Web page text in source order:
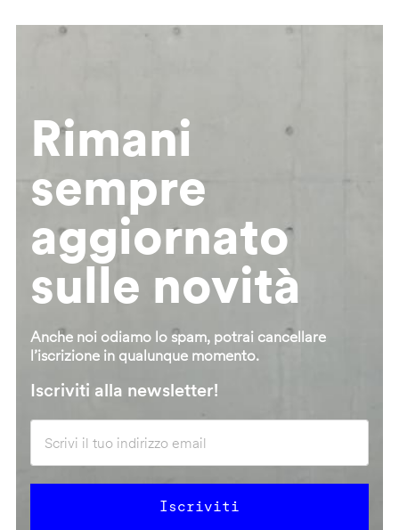
Rimani
sempre
aggiornato
sulle novità
Anche noi odiamo lo spam, potrai cancellare
l’iscrizione in qualunque momento.
Iscriviti alla newsletter!